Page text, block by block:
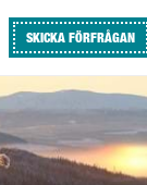
SKICKA FÖRFRÅGAN